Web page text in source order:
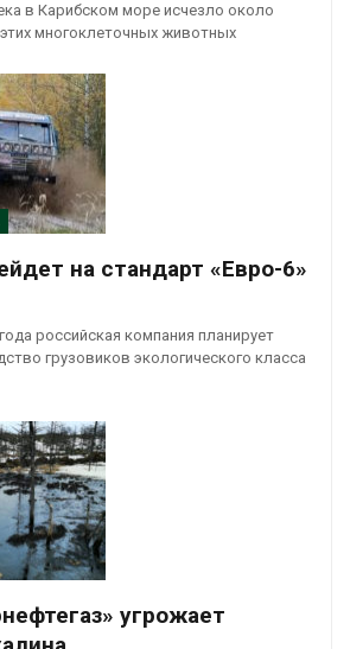
в Карибском море исчезло около
многоклеточных животных
на стандарт «Евро-6»
российская компания планирует
грузовиков экологического класса
угрожает